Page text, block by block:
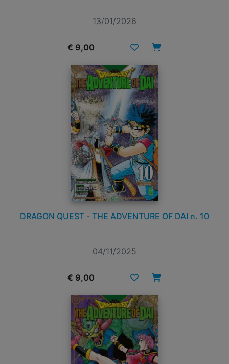
13/01/2026
€ 9,00
DRAGON QUEST - THE ADVENTURE OF DAI n. 10
04/11/2025
€ 9,00